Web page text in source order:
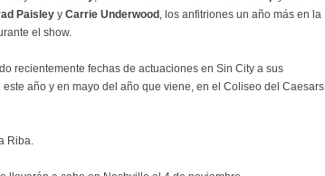
Paisley y Carrie Underwood , los anfitriones un año más en la
el show.
recientemente fechas de actuaciones en Sin City a sus
año y en mayo del año que viene, en el Coliseo del Caesars
Riba.